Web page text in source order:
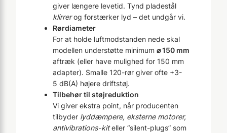
giver længere levetid. Tynd pladestål
klirrerog forstærker lyd – det undgår vi.
Rørdiameter
For at holde luftmodstanden nede skal
modellen understøtte minimum ⌀ 150 mm
aftræk (eller have mulighed for 150 mm
adapter). Smalle 120-rør giver ofte +3-
5 dB(A) højere driftstøj.
Tilbehør til støjreduktion
Vi giver ekstra point, når producenten
tilbyder lyddæmpere, eksterne motorer,
antivibrations-kiteller “silent-plugs” som